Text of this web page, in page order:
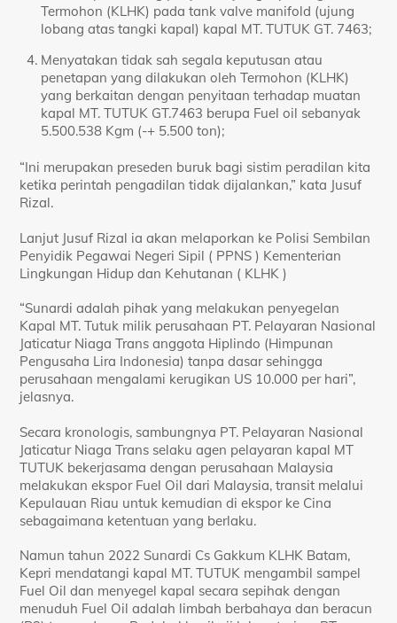
Termohon (KLHK) pada tank valve manifold (ujung
lobang atas tangki kapal) kapal MT. TUTUK GT. 7463;
Menyatakan tidak sah segala keputusan atau
penetapan yang dilakukan oleh Termohon (KLHK)
yang berkaitan dengan penyitaan terhadap muatan
kapal MT. TUTUK GT.7463 berupa Fuel oil sebanyak
5.500.538 Kgm (-+ 5.500 ton);
“Ini merupakan preseden buruk bagi sistim peradilan kita
ketika perintah pengadilan tidak dijalankan,” kata Jusuf
Rizal.
Lanjut Jusuf Rizal ia akan melaporkan ke Polisi Sembilan
Penyidik Pegawai Negeri Sipil ( PPNS ) Kementerian
Lingkungan Hidup dan Kehutanan ( KLHK )
“Sunardi adalah pihak yang melakukan penyegelan
Kapal MT. Tutuk milik perusahaan PT. Pelayaran Nasional
Jaticatur Niaga Trans anggota Hiplindo (Himpunan
Pengusaha Lira Indonesia) tanpa dasar sehingga
perusahaan mengalami kerugikan US 10.000 per hari”,
jelasnya.
Secara kronologis, sambungnya PT. Pelayaran Nasional
Jaticatur Niaga Trans selaku agen pelayaran kapal MT
TUTUK bekerjasama dengan perusahaan Malaysia
melakukan ekspor Fuel Oil dari Malaysia, transit melalui
Kepulauan Riau untuk kemudian di ekspor ke Cina
sebagaimana ketentuan yang berlaku.
Namun tahun 2022 Sunardi Cs Gakkum KLHK Batam,
Kepri mendatangi kapal MT. TUTUK mengambil sampel
Fuel Oil dan menyegel kapal secara sepihak dengan
menuduh Fuel Oil adalah limbah berbahaya dan beracun